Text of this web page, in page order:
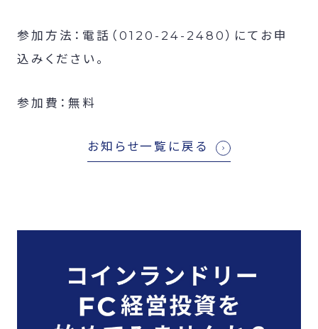
参加方法：電話（0120-24-2480）にてお申
込みください。
参加費：無料
お知らせ一覧に戻る